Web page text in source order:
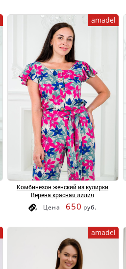
amadel
Комбинезон женский из кулирки
Верена красная лилия
Цена 650 руб.
amadel